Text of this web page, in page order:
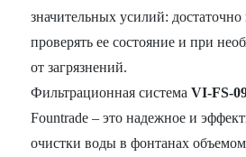
значительных усилий:
проверять ее состояние и при
от загрязнений.
Фильтрационная системаVI-FS-
Fountrade – это надежное и
очистки воды в фонтанах